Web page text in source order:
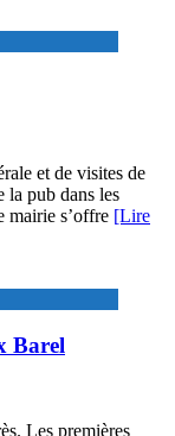
et de visites de
la pub dans les
mairie s’offre [Lire
Barel
Les premières